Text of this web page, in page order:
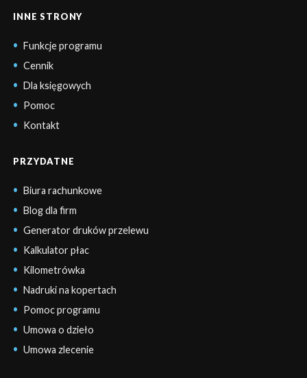
INNE STRONY
Funkcje programu
Cennik
Dla księgowych
Pomoc
Kontakt
PRZYDATNE
Biura rachunkowe
Blog dla firm
Generator druków przelewu
Kalkulator płac
Kilometrówka
Nadruki na kopertach
Pomoc programu
Umowa o dzieło
Umowa zlecenie